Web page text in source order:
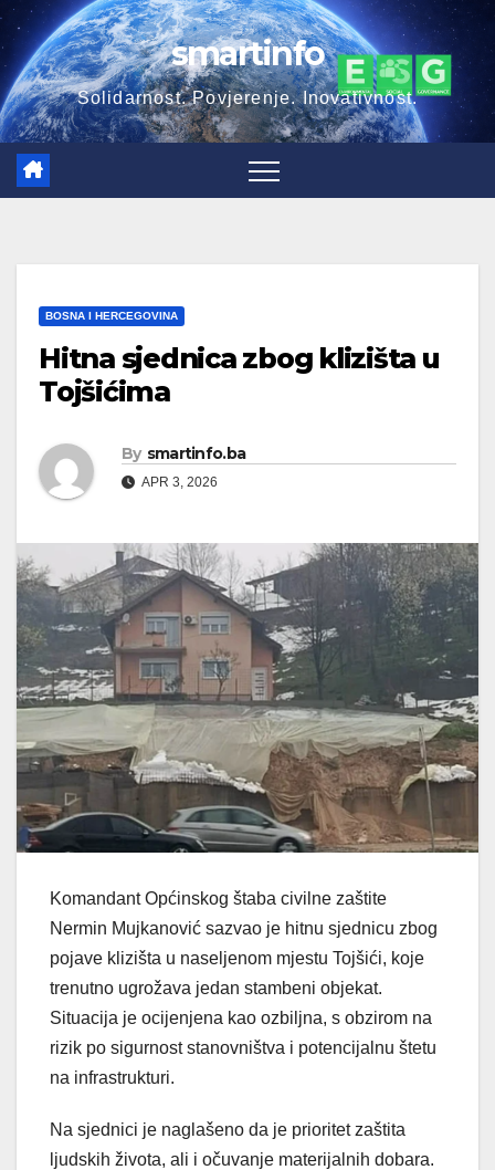
Skip
to
content
smartinfo
Solidarnost. Povjerenje. Inovativnost.
BOSNA I HERCEGOVINA
Hitna sjednica zbog klizišta u
Tojšićima
By smartinfo.ba
APR 3, 2026
Komandant Općinskog štaba civilne zaštite
Nermin Mujkanović sazvao je hitnu sjednicu zbog
pojave klizišta u naseljenom mjestu Tojšići, koje
trenutno ugrožava jedan stambeni objekat.
Situacija je ocijenjena kao ozbiljna, s obzirom na
rizik po sigurnost stanovništva i potencijalnu štetu
na infrastrukturi.
Na sjednici je naglašeno da je prioritet zaštita
ljudskih života, ali i očuvanje materijalnih dobara.